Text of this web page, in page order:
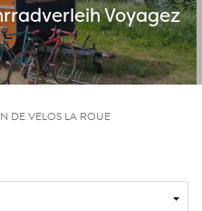
Voyagez
DE VELOS LA ROUE